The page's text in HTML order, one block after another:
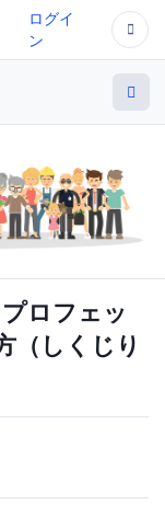
ログイ
ン
ロフェッ
（しくじり